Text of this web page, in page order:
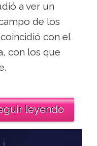
a ver un
de los
con el
con los que
leyendo